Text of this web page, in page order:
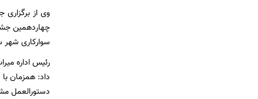
وی از
چهاردهمین
سوارکاری شهر
رئیس اداره
داد: همزمان
دستورالعمل